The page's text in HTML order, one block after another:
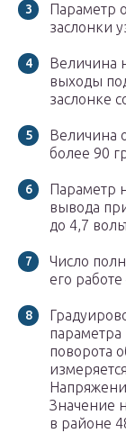
Параметр
заслонки
Величина
выходы
заслонке
Величина
более 90
Параметр
вывода
до 4,7
Число
его
параметра
поворота
Значение
в районе